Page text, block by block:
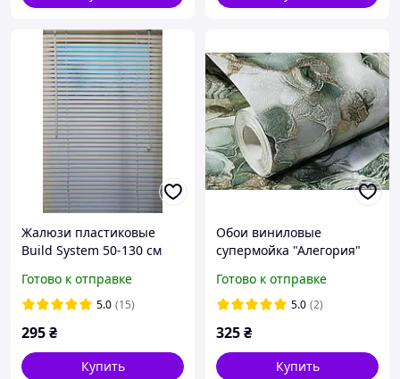
Жалюзи пластиковые
Build System 50-130 см
Готово к отправке
5.0 (15)
295₴
Купить
Обои виниловые
супермойка "Алегория"
ванной, коридора,
зеленые с золотом
Готово к отправке
5.0 (2)
325₴
Купить